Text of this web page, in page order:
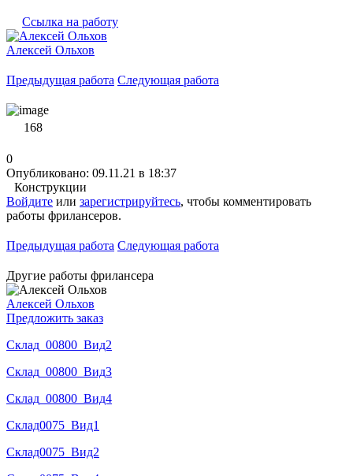
Ссылка на работу
Алексей Ольхов
Предыдущая работа Следующая работа
168
0
Опубликовано: 09.11.21 в 18:37
Конструкции
Войдите или зарегистрируйтесь, чтобы комментировать
работы фрилансеров.
Предыдущая работа Следующая работа
Другие работы фрилансера
Алексей Ольхов
Предложить заказ
Склад_00800_Вид2
Склад_00800_Вид3
Склад_00800_Вид4
Склад0075_Вид1
Склад0075_Вид2